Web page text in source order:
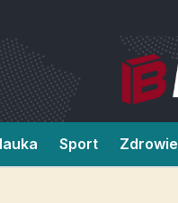
Sport Zdrowie